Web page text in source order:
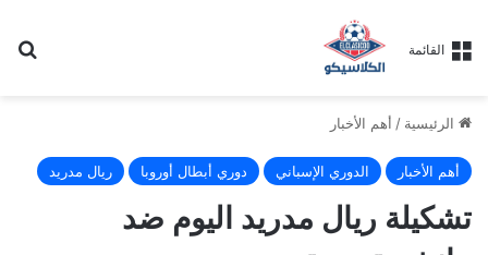
القائمة
الرئيسية / أهم الأخبار
أهم الأخبار الدوري الإسباني دوري أبطال أوروبا ريال مدريد
تشكيلة ريال مدريد اليوم ضد